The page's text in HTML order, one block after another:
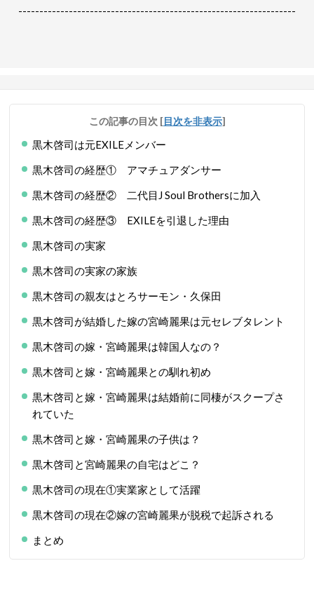
------------------------------------------------------------------
この記事の目次 [目次を非表示]
黒木啓司は元EXILEメンバー
黒木啓司の経歴① アマチュアダンサー
黒木啓司の経歴② 二代目J Soul Brothersに加入
黒木啓司の経歴③ EXILEを引退した理由
黒木啓司の実家
黒木啓司の実家の家族
黒木啓司の親友はとろサーモン・久保田
黒木啓司が結婚した嫁の宮崎麗果は元セレブタレント
黒木啓司の嫁・宮崎麗果は韓国人なの？
黒木啓司と嫁・宮崎麗果との馴れ初め
黒木啓司と嫁・宮崎麗果は結婚前に同棲がスクープさ
れていた
黒木啓司と嫁・宮崎麗果の子供は？
黒木啓司と宮崎麗果の自宅はどこ？
黒木啓司の現在①実業家として活躍
黒木啓司の現在②嫁の宮崎麗果が脱税で起訴される
まとめ